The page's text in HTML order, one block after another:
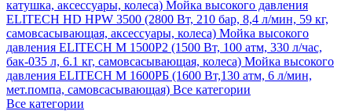
катушка, аксессуары, колеса) Мойка высокого давления
ELITECH HD HPW 3500 (2800 Вт, 210 бар, 8,4 л/мин, 59 кг,
самовсасывающая, аксессуары, колеса) Мойка высокого
давления ELITECH M 1500P2 (1500 Вт, 100 атм, 330 л/час,
бак-035 л, 6.1 кг, самовсасывающая, колеса) Мойка высокого
давления ELITECH М 1600РБ (1600 Вт,130 атм, 6 л/мин,
мет.помпа, самовсасывающая) Все категории
Все категории